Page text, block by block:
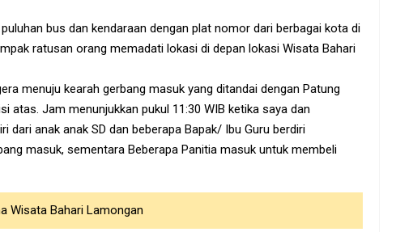
bus dan kendaraan dengan plat nomor dari berbagai kota di
ratusan orang memadati lokasi di depan lokasi Wisata Bahari
menuju kearah gerbang masuk yang ditandai dengan Patung
atas. Jam menunjukkan pukul 11:30 WIB ketika saya dan
dari anak anak SD dan beberapa Bapak/ Ibu Guru berdiri
masuk, sementara Beberapa Panitia masuk untuk membeli
Wisata Bahari Lamongan